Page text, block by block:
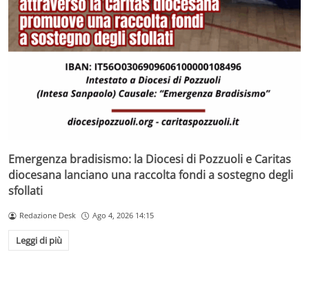
Emergenza bradisismo: la Diocesi di Pozzuoli e Caritas
diocesana lanciano una raccolta fondi a sostegno degli
sfollati
Redazione Desk Ago 4, 2026 14:15
Leggi di più